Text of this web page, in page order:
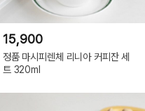
15,900
정품 마시피렌체 리니아 커피잔 세
트 320ml